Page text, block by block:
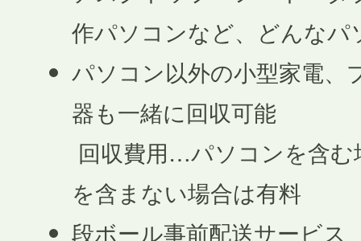
作パソコンなど、どんなパ
パソコン以外の小型家電、
器も一緒に回収可能
回収費用…パソコンを含
を含まない場合は有料
段ボール事前配送サービス